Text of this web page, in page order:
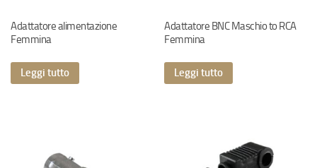
Adattatore alimentazione
Femmina
Leggi tutto
Adattatore BNC Maschio to RCA
Femmina
Leggi tutto